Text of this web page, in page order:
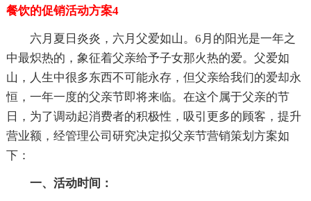
餐饮的促销活动方案4
六月夏日炎炎，六月父爱如山。6月的阳光是一年之
中最炽热的，象征着父亲给予子女那火热的爱。父爱如
山，人生中很多东西不可能永存，但父亲给我们的爱却永
恒，一年一度的父亲节即将来临。在这个属于父亲的节
日，为了调动起消费者的积极性，吸引更多的顾客，提升
营业额，经管理公司研究决定拟父亲节营销策划方案如
下：
一、活动时间：